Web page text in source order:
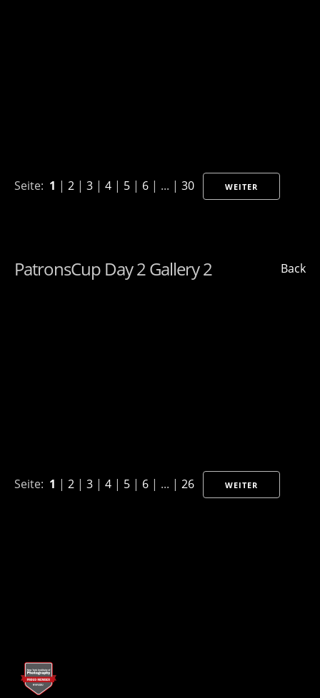
Seite: 1 | 2 | 3 | 4 | 5 | 6 | ... | 30 WEITER
Back
PatronsCup Day 2 Gallery 2
Seite: 1 | 2 | 3 | 4 | 5 | 6 | ... | 26 WEITER